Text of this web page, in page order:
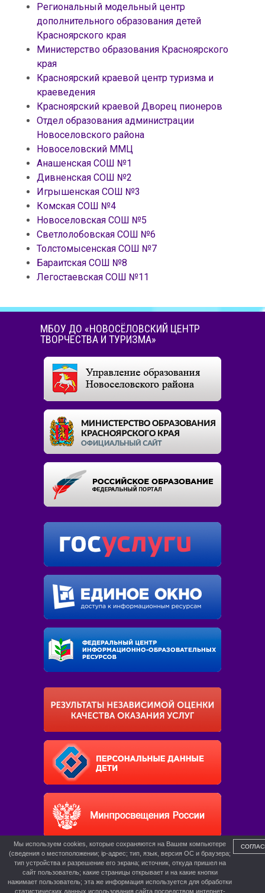
Региональный модельный центр
дополнительного образования детей
Красноярского края
Министерство образования Красноярского
края
Красноярский краевой центр туризма и
краеведения
Красноярский краевой Дворец пионеров
Отдел образования администрации
Новоселовского района
Новоселовский ММЦ
Анашенская СОШ №1
Дивненская СОШ №2
Игрышенская СОШ №3
Комская СОШ №4
Новоселовская СОШ №5
Светлолобовская СОШ №6
Толстомысенская СОШ №7
Бараитская СОШ №8
Легостаевская СОШ №11
МБОУ ДО «НОВОСЁЛОВСКИЙ ЦЕНТР
ТВОРЧЕСТВА И ТУРИЗМА»
Мы используем cookies, которые сохраняются на Вашем компьютере
(сведения о местоположении; ip-адрес; тип, язык, версия ОС и браузера;
тип устройства и разрешение его экрана; источник, откуда пришел на
сайт пользователь; какие страницы открывает и на какие кнопки
нажимает пользователь; эта же информация используется для обработки
статистических данных использования сайта посредством интернет-